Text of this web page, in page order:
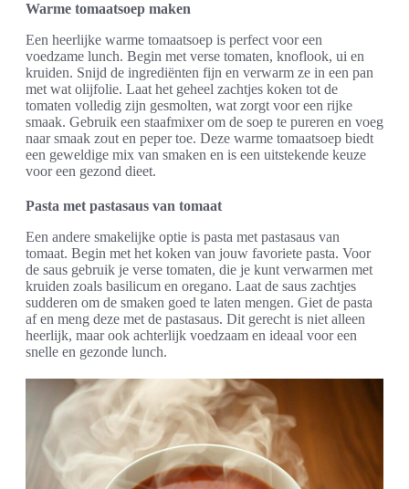
Warme tomaatsoep maken
Een heerlijke warme tomaatsoep is perfect voor een
voedzame lunch. Begin met verse tomaten, knoflook, ui en
kruiden. Snijd de ingrediënten fijn en verwarm ze in een pan
met wat olijfolie. Laat het geheel zachtjes koken tot de
tomaten volledig zijn gesmolten, wat zorgt voor een rijke
smaak. Gebruik een staafmixer om de soep te pureren en voeg
naar smaak zout en peper toe. Deze warme tomaatsoep biedt
een geweldige mix van smaken en is een uitstekende keuze
voor een gezond dieet.
Pasta met pastasaus van tomaat
Een andere smakelijke optie is pasta met pastasaus van
tomaat. Begin met het koken van jouw favoriete pasta. Voor
de saus gebruik je verse tomaten, die je kunt verwarmen met
kruiden zoals basilicum en oregano. Laat de saus zachtjes
sudderen om de smaken goed te laten mengen. Giet de pasta
af en meng deze met de pastasaus. Dit gerecht is niet alleen
heerlijk, maar ook achterlijk voedzaam en ideaal voor een
snelle en gezonde lunch.